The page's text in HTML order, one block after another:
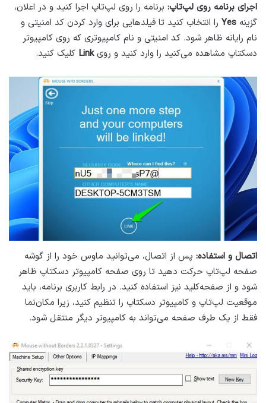
اجرای برنامه روی لپ‌تاپ: برنامه را روی لپ‌تاپ اجرا کنید و در اعلان،
گزینه Yes را انتخاب کنید تا فیلدهایی برای وارد کردن کد امنیتی و
نام رایانه ظاهر شود. کد امنیتی و نام کامپیوتری که روی کامپیوتر
دسکتاپ مشاهده می‌کنید را وارد کنید و رویLink کلیک کنید.
اتصال و استفاده: پس از اتصال، می‌توانید ماوس خود را از گوشه
صفحه لپ‌تاپ حرکت دهید تا روی صفحه کامپیوتر دسکتاپ ظاهر
شود و از صفحه‌کلید نیز استفاده کنید. در رابط کاربری برنامه، باید
موقعیت لپ‌تاپ و کامپیوتر دسکتاپ را تنظیم کنید، زیرا مکان‌نما
فقط از یک طرف صفحه می‌تواند به کامپیوتر دیگر منتقل شود.